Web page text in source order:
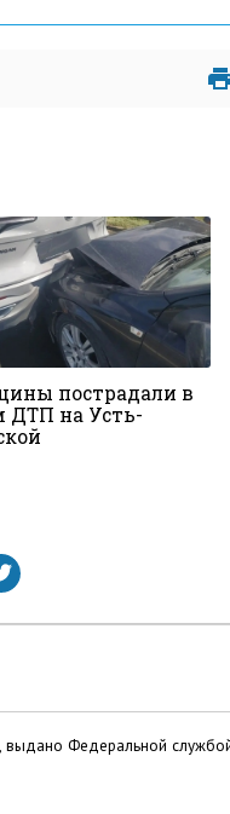
пострадали в
ДТП на Усть-
Федеральной